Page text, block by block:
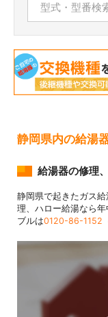
静岡県内の給湯
給湯器の修理
静岡県で起きたガス
理、ハロー給湯なら
ブルは0120-86-1152